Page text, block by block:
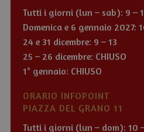
Tutti i giorni (lun – sab): 9 –
Domenica e 6 gennaio 2027:
24 e 31 dicembre: 9 – 13
25 – 26 dicembre: CHIUSO
1° gennaio: CHIUSO
ORARIO INFOPOINT
PIAZZA DEL GRANO 11
Tutti i giorni (lun – dom): 10